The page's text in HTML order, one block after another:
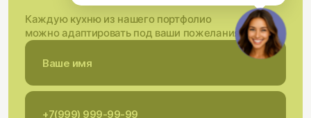
Каждую кухню из нашего портфолио
можно адаптировать под ваши пожелания